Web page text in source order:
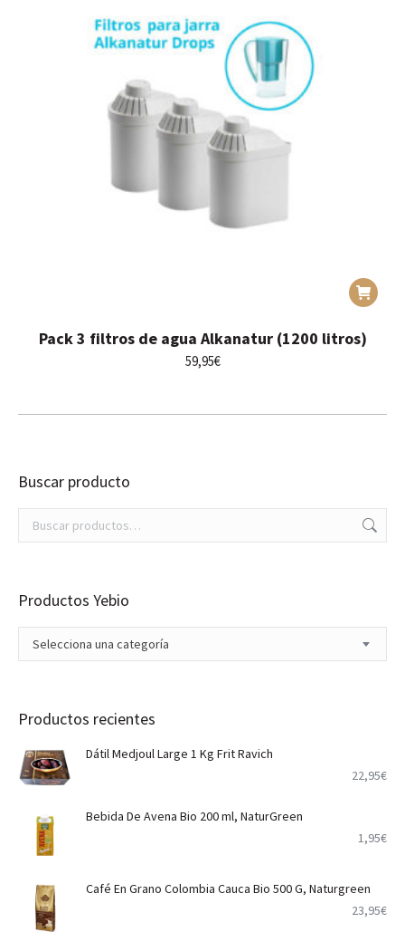
Pack 3 filtros de agua Alkanatur (1200 litros)
59,95€
Buscar producto
Productos Yebio
Selecciona una categoría
Productos recientes
Dátil Medjoul Large 1 Kg Frit Ravich
22,95€
Bebida De Avena Bio 200 ml, NaturGreen
1,95€
Café En Grano Colombia Cauca Bio 500 G, Naturgreen
23,95€